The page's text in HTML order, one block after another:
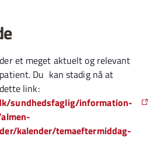
et meget aktuelt og relevant
Du kan stadig nå at
link:
sundhedsfaglig/information-
kalender/temaeftermiddag-